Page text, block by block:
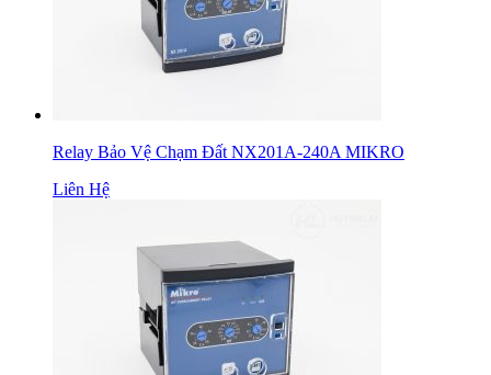
Relay Bảo Vệ Chạm Đất NX201A-240A MIKRO
Liên Hệ